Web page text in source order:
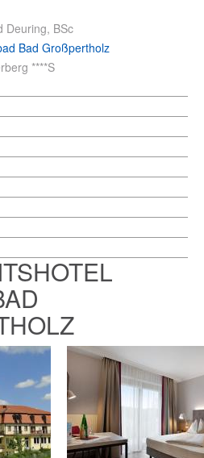
Deuring, BSc
Bad Großpertholz
****S